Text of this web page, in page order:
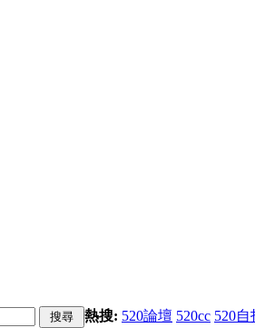
熱搜: 520論壇 520cc 520自